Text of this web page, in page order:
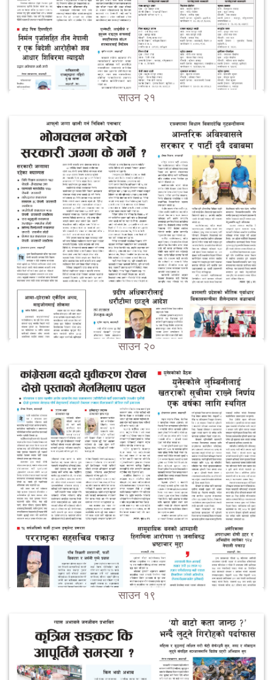
साउन २१
साउन २०
साउन १९